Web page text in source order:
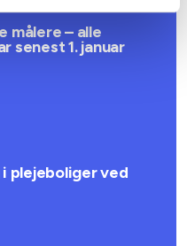
målere – alle
senest 1. januar
plejeboliger ved